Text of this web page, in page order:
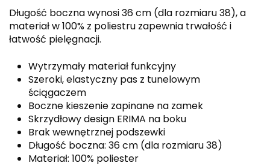
Długość boczna wynosi 36 cm (dla rozmiaru 38), a
materiał w 100% z poliestru zapewnia trwałość i
łatwość pielęgnacji.
Wytrzymały materiał funkcyjny
Szeroki, elastyczny pas z tunelowym
ściągaczem
Boczne kieszenie zapinane na zamek
Skrzydłowy design ERIMA na boku
Brak wewnętrznej podszewki
Długość boczna: 36 cm (dla rozmiaru 38)
Materiał: 100% poliester